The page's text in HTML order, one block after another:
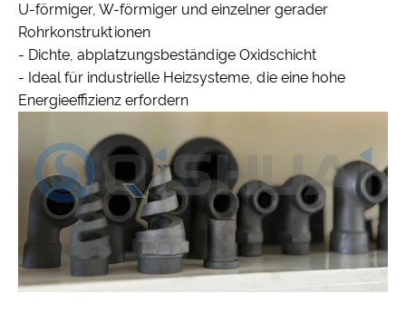
U-förmiger, W-förmiger und einzelner gerader
Rohrkonstruktionen
- Dichte, abplatzungsbeständige Oxidschicht
- Ideal für industrielle Heizsysteme, die eine hohe
Energieeffizienz erfordern